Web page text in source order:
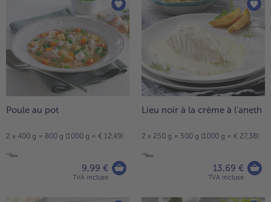
Poule au pot
2 x 400 g = 800 g (1000 g = € 12,49)
9,99 €
TVA incluse
Lieu noir à la crème à l'aneth
2 x 250 g = 500 g (1000 g = € 27,38)
13,69 €
TVA incluse